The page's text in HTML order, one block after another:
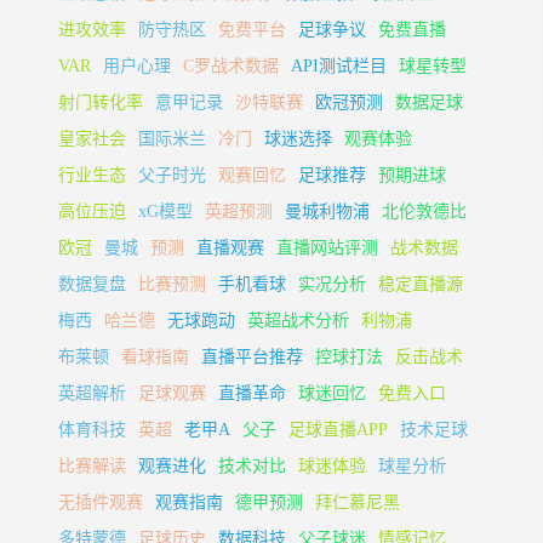
进攻效率
防守热区 免费平台 足球争议
免费直播
VAR
用户心理 C罗战术数据 API测试栏目
球星转型
射门转化率
意甲记录 沙特联赛 欧冠预测
数据足球
皇家社会
国际米兰 冷门 球迷选择
观赛体验
行业生态
父子时光 观赛回忆 足球推荐
预期进球
高位压迫
xG模型 英超预测 曼城利物浦
北伦敦德比
欧冠
曼城 预测 直播观赛 直播网站评测
战术数据
数据复盘
比赛预测 手机看球 实况分析
稳定直播源
梅西
哈兰德 无球跑动 英超战术分析
利物浦
布莱顿
看球指南 直播平台推荐 控球打法
反击战术
英超解析
足球观赛 直播革命 球迷回忆
免费入口
体育科技
英超 老甲A 父子 足球直播APP
技术足球
比赛解读
观赛进化 技术对比 球迷体验
球星分析
无插件观赛
观赛指南 德甲预测
拜仁慕尼黑
多特蒙德
足球历史 数据科技 父子球迷
情感记忆